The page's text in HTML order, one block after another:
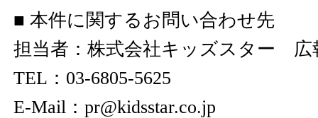
■ 本件に関するお問い合わせ先
担当者：株式会社キッズスター 広
TEL：03-6805-5625
E-Mail：pr@kidsstar.co.jp